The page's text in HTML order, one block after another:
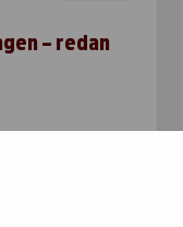
– redan
milstolpen
gör